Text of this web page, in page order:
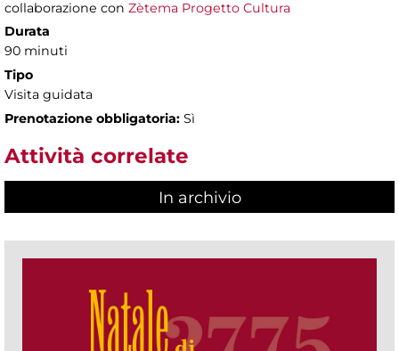
collaborazione con Zètema Progetto Cultura
Durata
90 minuti
Tipo
Visita guidata
Prenotazione obbligatoria: Sì
Attività correlate
In archivio